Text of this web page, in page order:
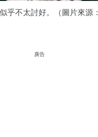
乎不太討好。（圖片來源：
廣告